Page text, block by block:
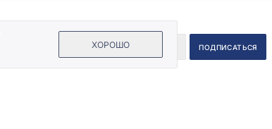
ХОРОШО